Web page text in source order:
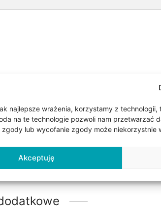
najlepsze wrażenia, korzystamy z
na te technologie pozwoli nam przetwarzać
zgody lub wycofanie zgody może niekorzystnie
Akceptuję
Kolczyki są wykonane ze złota próby
kształcie kwiatka wisi na gwincie i wystaje
gwintu. Kolczyki mają osadzone cyrkonie
sztyft tzw. wkręty. Waga ok. 2g. Wymiary
drugiego elementu ok. 9 mm. Szerokość
komponują się z kolczykami do piercingu.